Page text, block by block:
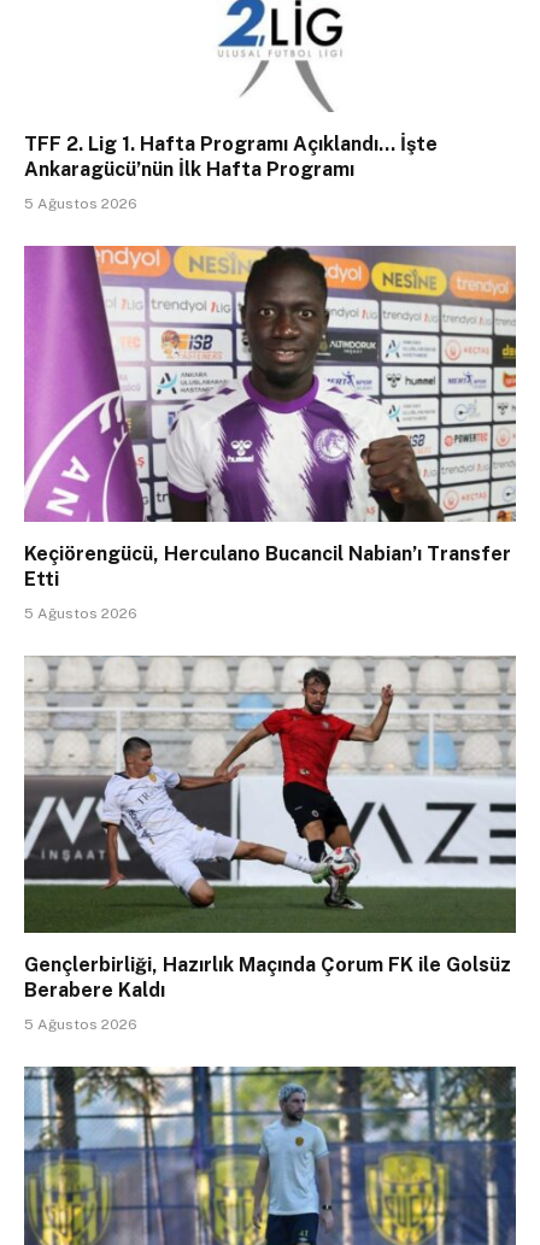
TFF 2. Lig 1. Hafta Programı Açıklandı… İşte
Ankaragücü’nün İlk Hafta Programı
5 Ağustos 2026
Keçiörengücü, Herculano Bucancil Nabian’ı Transfer
Etti
5 Ağustos 2026
Gençlerbirliği, Hazırlık Maçında Çorum FK ile Golsüz
Berabere Kaldı
5 Ağustos 2026